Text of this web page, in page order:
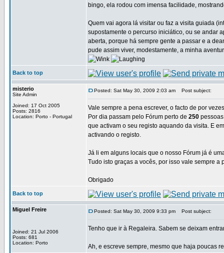
bingo, ela rodou com imensa facilidade,
Quem vai agora lá visitar ou faz a visita guiada
supostamente o percurso iniciático, ou se andar
aberta, porque há sempre gente a passar e a
pude assim viver, modestamente, a minha
Back to top
misterio
Site Admin
Joined: 17 Oct 2005
Posts: 2816
Location: Porto - Portugal
Posted: Sat May 30, 2009 2:03 am Post subject:
Vale sempre a pena escrever, o facto de por
Por dia passam pelo Fórum perto de 250
que activam o seu registo aquando da visita. E
activando o registo.
Já li em alguns locais que o nosso Fórum já é
Tudo isto graças a vocês, por isso vale sempre
Obrigado
Back to top
Miguel Freire
Joined: 21 Jul 2006
Posts: 681
Location: Porto
Posted: Sat May 30, 2009 9:33 pm Post subject:
Tenho que ir à Regaleira. Sabem se deixam
Ah, e escreve sempre, mesmo que haja poucas